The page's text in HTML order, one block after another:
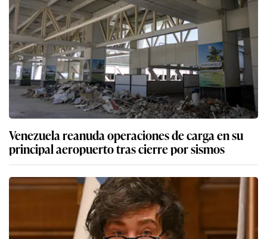
Venezuela reanuda operaciones de carga en su
principal aeropuerto tras cierre por sismos